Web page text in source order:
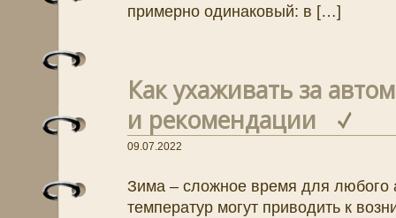
примерно одинаковый: в […]
Как ухаживать за
и рекомендации
09.07.2022
Зима – сложное время для
температур могут приводить к